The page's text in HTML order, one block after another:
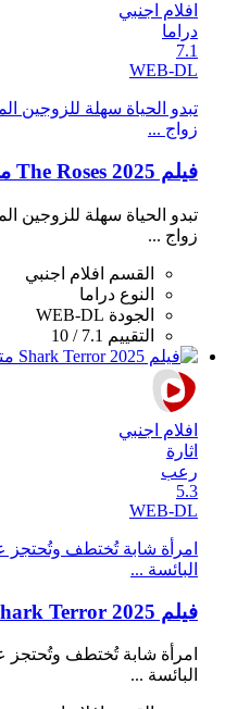
افلام اجنبي
دراما
7.1
WEB-DL
تبدو الحياة سهلة للزوجين
زواج ...
فيلم The Roses 2025 مترجم HD
تبدو الحياة سهلة للزوجين
زواج ...
القسم
افلام اجنبي
النوع دراما
الجودة WEB-DL
التقييم 7.1 / 10
افلام اجنبي
اثارة
رعب
5.3
WEB-DL
امرأة شابة تُختطف وتُحتجز
البائسة ...
فيلم Shark Terror 2025 مترجم HD
امرأة شابة تُختطف وتُحتجز
البائسة ...